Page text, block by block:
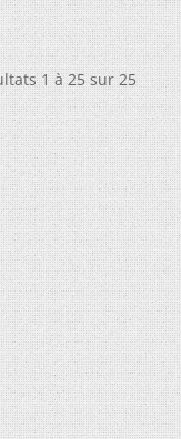
1 à 25 sur 25